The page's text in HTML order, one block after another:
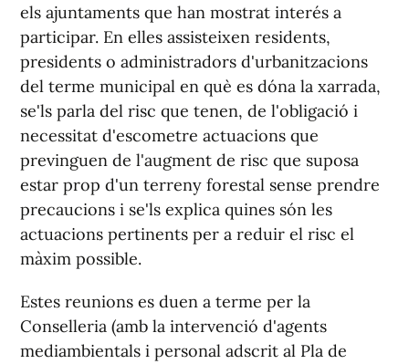
els ajuntaments que han mostrat interés a
participar. En elles assisteixen residents,
presidents o administradors d'urbanitzacions
del terme municipal en què es dóna la xarrada,
se'ls parla del risc que tenen, de l'obligació i
necessitat d'escometre actuacions que
previnguen de l'augment de risc que suposa
estar prop d'un terreny forestal sense prendre
precaucions i se'ls explica quines són les
actuacions pertinents per a reduir el risc el
màxim possible.
Estes reunions es duen a terme per la
Conselleria (amb la intervenció d'agents
mediambientals i personal adscrit al Pla de